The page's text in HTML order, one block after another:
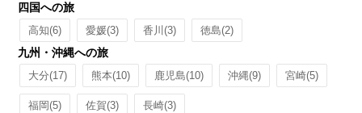
四国への旅
高知(6) 愛媛(3) 香川(3) 徳島(2)
九州・沖縄への旅
大分(17) 熊本(10) 鹿児島(10) 沖縄(9) 宮崎(5)
福岡(5) 佐賀(3) 長崎(3)